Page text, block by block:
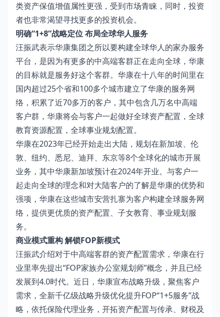
类资产保值增值属性更强，受到市场青睐，同时，投资
者也非常渴望寻找更多的投资机会。
明确“1+8”战略定位 布局全球华人服务
汪振武表示华康集团之所以要构建全球华人的家办服务
平台，是因为有更多的中高端客群正在走向全球，华康
的目标就是服务好这个客群。华康在十八年的时间里在
国内超过25个省和100多个城市建立了华康的服务网
络，积累了近70多万的客户，其中包含几万名中高端
客户群，华康将会与客户一起做好全球资产配置，全球
教育资源配置，全球事业规划配置。
华康在2023年已经开始走出大陆，规划在新加坡、伦
敦、纽约、悉尼、迪拜、东京等8个全球化的城市开展
业务，其中华康新加坡预计在2024年开业。与客户一
起走向全球的理念和对大陆客户的了解是华康的优势和
强项，华康在这些城市安营扎寨为客户构建全球服务网
络，提供更优质的资产配置、子女教育、事业规划服
务。
商业模式重构 解锁FOP新模式
汪振武介绍对于中高端客群的资产配置需求，华康在行
业里率先提出“FOP家族办公室规划师”概念，并且已经
发展到4.0时代。近日，华康宣布战略升级，聚焦客户
需求，全新千亿级战略升级优化提升FOP“1+5服务”战
略，依托保险代理业务，开拓资产配置与传承、财税及